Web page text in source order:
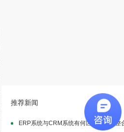
推荐新闻
ERP系统与CRM系统有何区别？进行整